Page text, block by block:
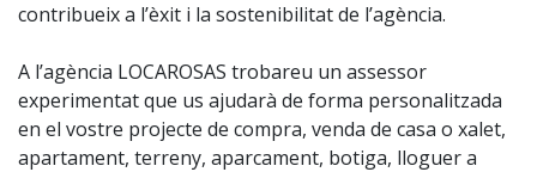
contribueix a l’èxit i la sostenibilitat de l’agència.
A l’agència LOCAROSAS trobareu un assessor
experimentat que us ajudarà de forma personalitzada
en el vostre projecte de compra, venda de casa o xalet,
apartament, terreny, aparcament, botiga, lloguer a